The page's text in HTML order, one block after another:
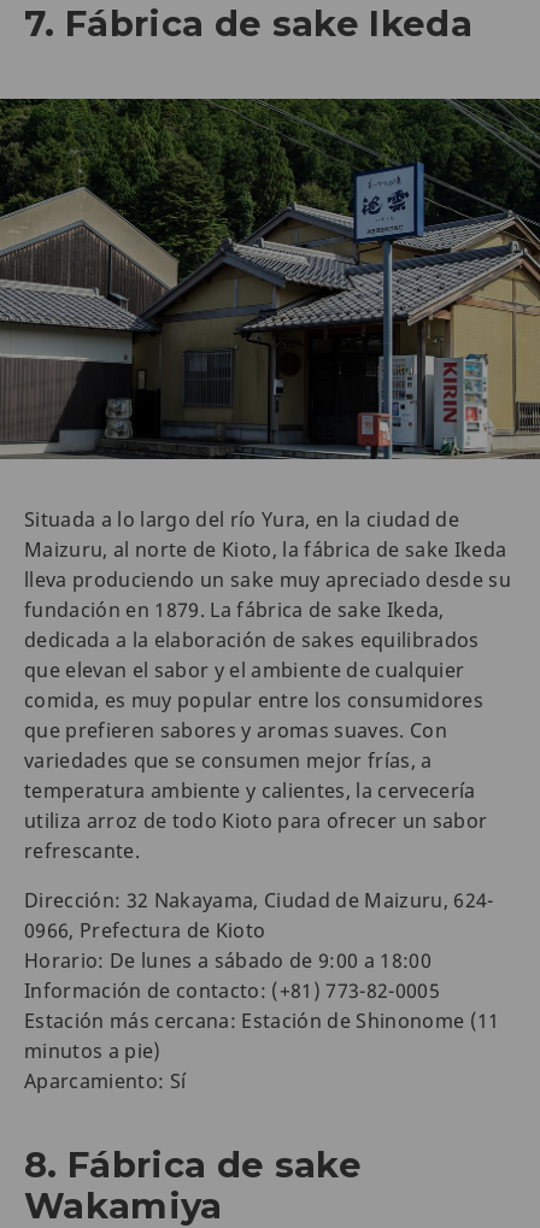
7. Fábrica de sake Ikeda
Situada a lo largo del río Yura, en la ciudad de
Maizuru, al norte de Kioto, la fábrica de sake Ikeda
lleva produciendo un sake muy apreciado desde su
fundación en 1879. La fábrica de sake Ikeda,
dedicada a la elaboración de sakes equilibrados
que elevan el sabor y el ambiente de cualquier
comida, es muy popular entre los consumidores
que prefieren sabores y aromas suaves. Con
variedades que se consumen mejor frías, a
temperatura ambiente y calientes, la cervecería
utiliza arroz de todo Kioto para ofrecer un sabor
refrescante.
Dirección: 32 Nakayama, Ciudad de Maizuru, 624-
0966, Prefectura de Kioto
Horario: De lunes a sábado de 9:00 a 18:00
Información de contacto: (+81) 773-82-0005
Estación más cercana: Estación de Shinonome (11
minutos a pie)
Aparcamiento: Sí
8. Fábrica de sake
Wakamiya